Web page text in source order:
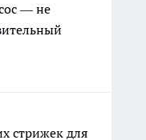
— не
стрижек для